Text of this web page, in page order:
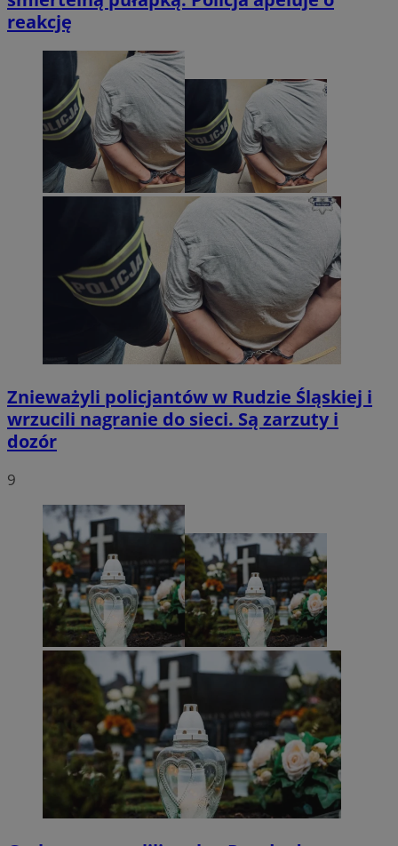
reakcję
Znieważyli policjantów w Rudzie Śląskiej i
wrzucili nagranie do sieci. Są zarzuty i
dozór
9